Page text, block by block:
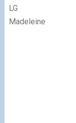
LG
Madeleine